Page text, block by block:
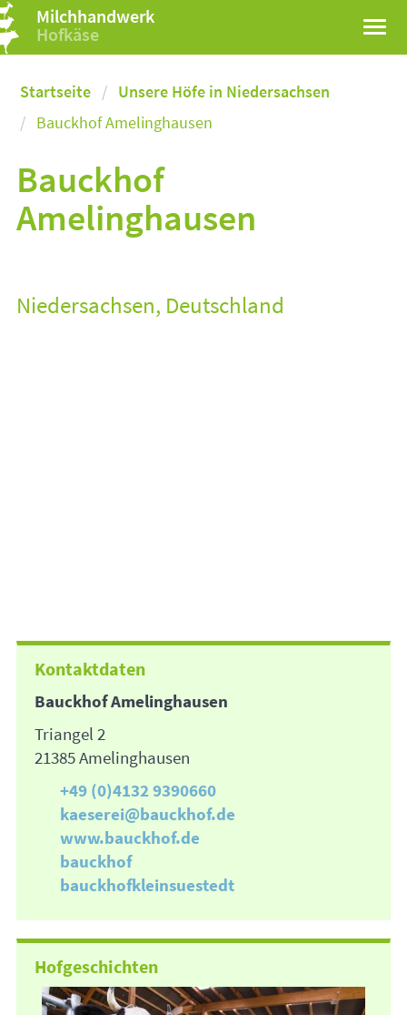
Milchhandwerk
Hofkäse
Startseite
Unsere Höfe in Niedersachsen
Bauckhof Amelinghausen
Bauckhof
Amelinghausen
Niedersachsen, Deutschland
Kontaktdaten
Bauckhof Amelinghausen
Triangel 2
21385 Amelinghausen
+49 (0)4132 9390660
kaeserei@bauckhof.de
www.bauckhof.de
bauckhof
bauckhofkleinsuestedt
Hofgeschichten